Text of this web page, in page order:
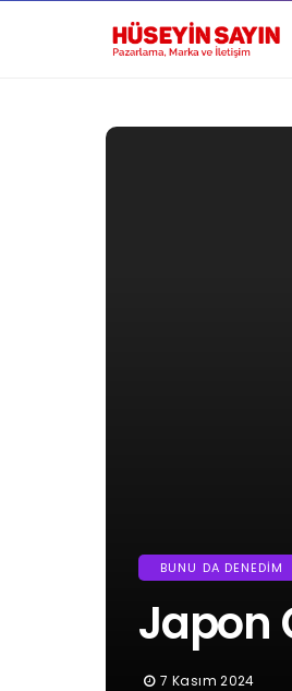
BUNU DA DENEDIM
Japon
7 Kasım 2024